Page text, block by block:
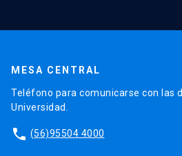
MESA CENTRAL
Teléfono para comunicarse con las
Universidad.
phone (56)95504 4000